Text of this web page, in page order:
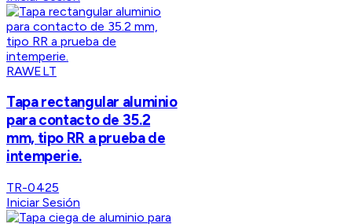
RAWELT
Tapa rectangular aluminio
para contacto de 35.2
mm, tipo RR a prueba de
intemperie.
TR-0425
Iniciar Sesión